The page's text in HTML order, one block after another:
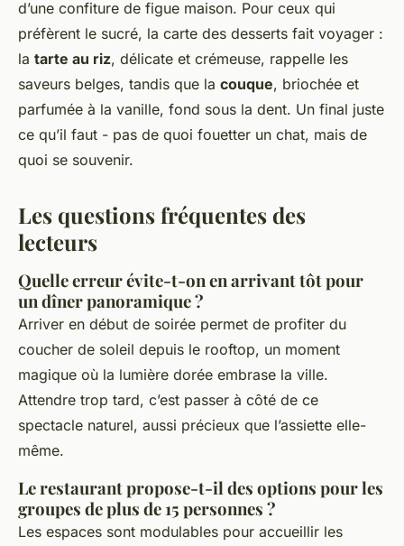
d’une confiture de figue maison. Pour ceux qui
préfèrent le sucré, la carte des desserts fait voyager :
la tarte au riz, délicate et crémeuse, rappelle les
saveurs belges, tandis que la couque, briochée et
parfumée à la vanille, fond sous la dent. Un final juste
ce qu’il faut - pas de quoi fouetter un chat, mais de
quoi se souvenir.
Les questions fréquentes des
lecteurs
Quelle erreur évite-t-on en arrivant tôt pour
un dîner panoramique ?
Arriver en début de soirée permet de profiter du
coucher de soleil depuis le rooftop, un moment
magique où la lumière dorée embrase la ville.
Attendre trop tard, c’est passer à côté de ce
spectacle naturel, aussi précieux que l’assiette elle-
même.
Le restaurant propose-t-il des options pour les
groupes de plus de 15 personnes ?
Les espaces sont modulables pour accueillir les